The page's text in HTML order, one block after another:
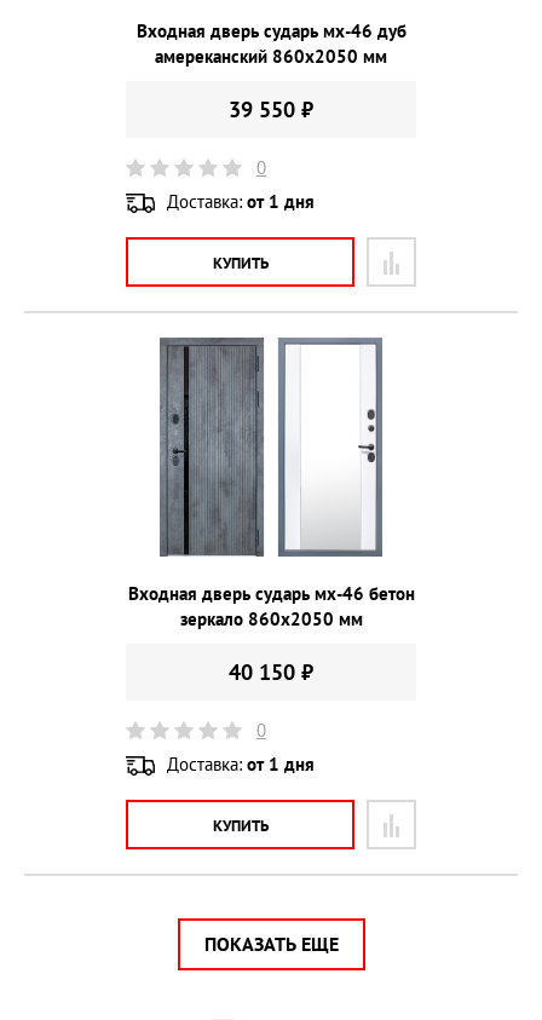
Входная дверь сударь мх-46 дуб
амереканский 860х2050 мм
39 550 ₽
0
Доставка: от 1 дня
КУПИТЬ
Входная дверь сударь мх-46 бетон
зеркало 860х2050 мм
40 150 ₽
0
Доставка: от 1 дня
КУПИТЬ
ПОКАЗАТЬ ЕЩЕ